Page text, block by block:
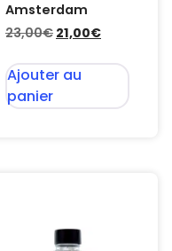
Amsterdam
23,00€ 21,00€
Ajouter au
panier